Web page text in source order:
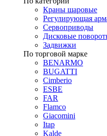
Краны шаровые
Регулирующая
Сервоприводы
Дисковые
Задвижки
По торговой марке
BENARMO
BUGATTI
Cimberio
ESBE
FAR
Flamco
Giacomini
Itap
Kalde